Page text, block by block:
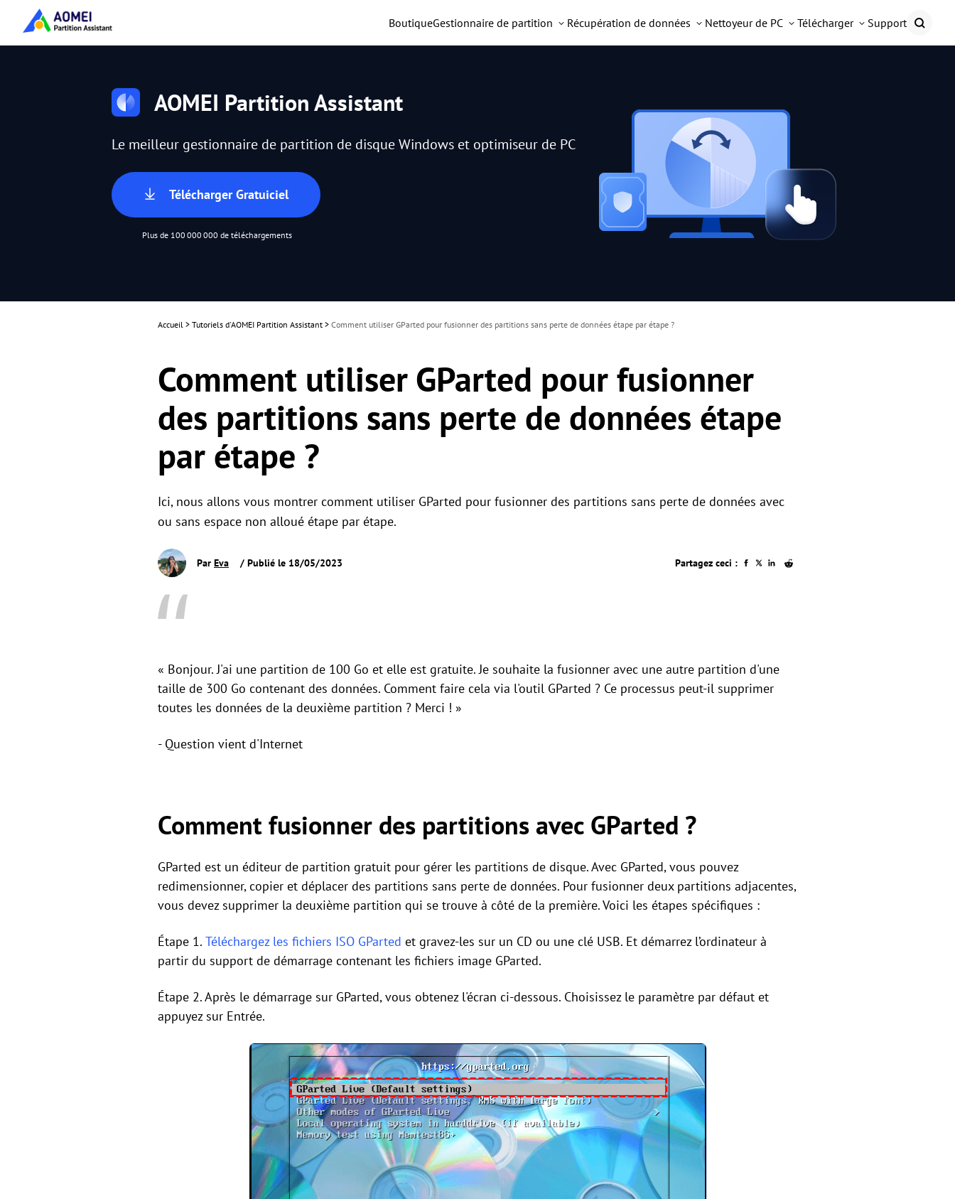
BoutiqueGestionnaire de partition Récupération de données Nettoyeur de PC Télécharger Support
AOMEI Partition Assistant
Le meilleur gestionnaire de partition de disque Windows et optimiseur de PC
Télécharger Gratuiciel
Plus de 100 000 000 de téléchargements
Accueil > Tutoriels d'AOMEI Partition Assistant > Comment utiliser GParted pour fusionner des partitions sans perte de données étape par étape ?
Comment utiliser GParted pour fusionner
des partitions sans perte de données étape
par étape ?
Ici, nous allons vous montrer comment utiliser GParted pour fusionner des partitions sans perte de données avec
ou sans espace non alloué étape par étape.
Par Eva / Publié le 18/05/2023 Partagez ceci :
« Bonjour. J'ai une partition de 100 Go et elle est gratuite. Je souhaite la fusionner avec une autre partition d'une
taille de 300 Go contenant des données. Comment faire cela via l'outil GParted ? Ce processus peut-il supprimer
toutes les données de la deuxième partition ? Merci ! »
- Question vient d'Internet
Comment fusionner des partitions avec GParted ?
GParted est un éditeur de partition gratuit pour gérer les partitions de disque. Avec GParted, vous pouvez
redimensionner, copier et déplacer des partitions sans perte de données. Pour fusionner deux partitions adjacentes,
vous devez supprimer la deuxième partition qui se trouve à côté de la première. Voici les étapes spécifiques :
Étape 1. Téléchargez les fichiers ISO GParted et gravez-les sur un CD ou une clé USB. Et démarrez l’ordinateur à
partir du support de démarrage contenant les fichiers image GParted.
Étape 2. Après le démarrage sur GParted, vous obtenez l'écran ci-dessous. Choisissez le paramètre par défaut et
appuyez sur Entrée.